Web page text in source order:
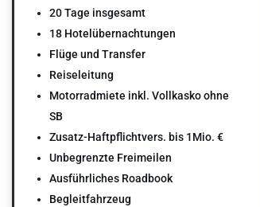
20 Tage insgesamt
18 Hotelübernachtungen
Flüge und Transfer
Reiseleitung
Motorradmiete inkl. Vollkasko ohne
SB
Zusatz-Haftpflichtvers. bis 1Mio. €
Unbegrenzte Freimeilen
Ausführliches Roadbook
Begleitfahrzeug